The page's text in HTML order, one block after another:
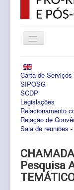
Alternar
Navegação
Notícias
PROPESP
Pesquisa
Pós-
Editais
Carta de Serviços
SIPOSG
SCDP
Legislações
Relacionamento
Relação de
Sala de reuniões
Pesquisa